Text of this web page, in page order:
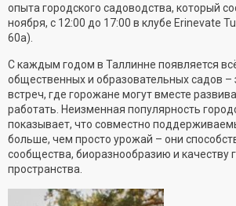
опыта городского садоводства, который
ноября, с 12:00 до 17:00 в клубе Erinevate
60а).
С каждым годом в Таллинне появляется
общественных и образовательных садов –
встреч, где горожане могут вместе
работать. Неизменная популярность
показывает, что совместно
больше, чем просто урожай – они
сообщества, биоразнообразию и качеству
пространства.